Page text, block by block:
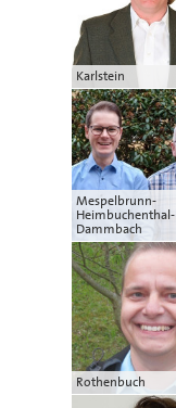
Karlstein
Mespelbrunn-
Heimbuchenthal-
Dammbach
Rothenbuch